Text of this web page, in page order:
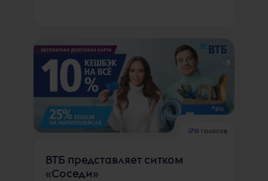
1716голосов
ВТБ представляет ситком
«Соседи»